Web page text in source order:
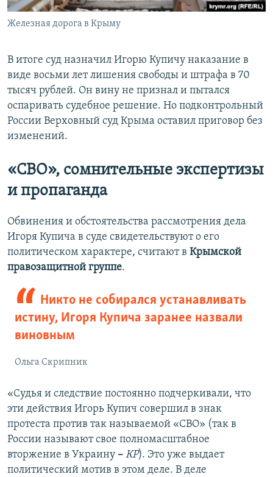
Железная дорога в Крыму
В итоге суд назначил Игорю Купичу наказание в
виде восьми лет лишения свободы и штрафа в 70
тысяч рублей. Он вину не признал и пытался
оспаривать судебное решение. Но подконтрольный
России Верховный суд Крыма оставил приговор без
изменений.
«СВО», сомнительные экспертизы
и пропаганда
Обвинения и обстоятельства рассмотрения дела
Игоря Купича в суде свидетельствуют о его
политическом характере, считают в Крымской
правозащитной группе.
Никто не собирался устанавливать
истину, Игоря Купича заранее назвали
виновным
Ольга Скрипник
«Судья и следствие постоянно подчеркивали, что
эти действия Игорь Купич совершил в знак
протеста против так называемой «СВО» (так в
России называют свое полномасштабное
вторжение в Украину – КР). Это уже выдает
политический мотив в этом деле. В деле